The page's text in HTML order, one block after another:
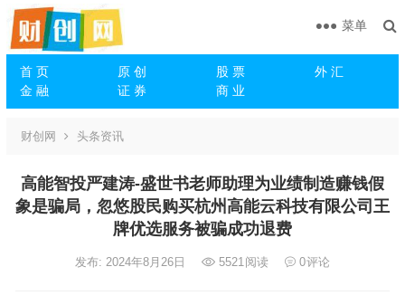
首 页 原 创 股 票
外 汇
金 融
证 券 商 业
菜单
财创网 头条资讯
高能智投严建涛-盛世书老师助理为业绩制造赚钱假
象是骗局，忽悠股民购买杭州高能云科技有限公司王
牌优选服务被骗成功退费
发布: 2024年8月26日 5521阅读 0评论